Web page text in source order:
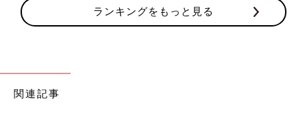
ランキングをもっと見る
関連記事